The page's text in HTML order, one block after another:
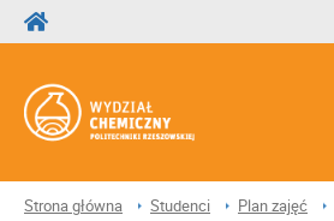
Strona główna Studenci Plan zajęć